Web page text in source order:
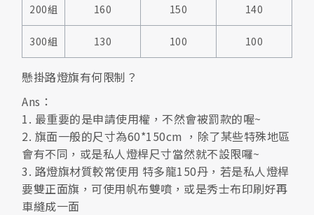
200組 160 150 140
300組 130 100 100
懸掛路燈旗有何限制？
Ans：
1. 最重要的是申請使用權，不然會被罰款的喔~
2. 旗面一般的尺寸為60*150cm ，除了某些特殊地區
會有不同，或是私人燈桿尺寸當然就不設限囉~
3. 路燈旗材質較常使用 特多龍150丹，若是私人燈桿
要雙正面旗，可使用帆布雙噴，或是秀士布印刷好再
車縫成一面